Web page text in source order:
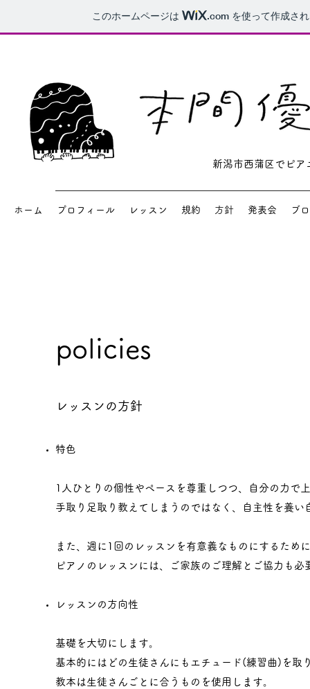
このホームページは .com を使って作成さ
新潟市​西蒲区でピア
ホーム プロフィール レッスン 規約 方針 発表会 ブ
policies
​​レッスンの方針
特色
1人ひとりの個性やペースを尊重しつつ、自分の力で
手取り足取り教えてしまうのではなく、自主性を養
また、週に1回のレッスンを有意義なものにするため
ピアノのレッスンには、ご家族のご理解とご協力も必
レッスンの方向性
基礎を大切にします。
基本的にはどの生徒さんにもエチュード(練習曲)を取
教本は生徒さんごとに合うものを使用します。